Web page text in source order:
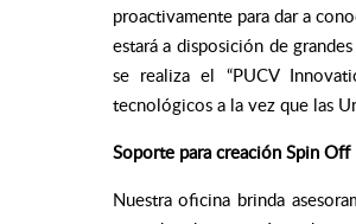
proactivamente para dar a
estará a disposición de
se realiza el “PUCV
tecnológicos a la vez que las
Soporte para creación Spin Off
Nuestra oficina brinda